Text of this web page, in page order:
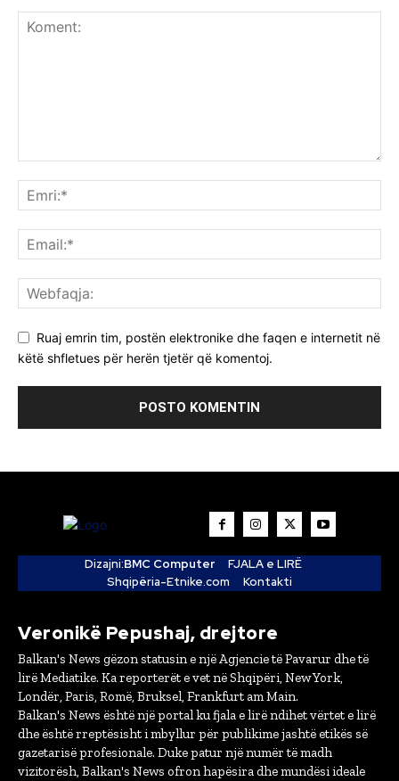
Ruaj emrin tim, postën elektronike dhe faqen e internetit në
këtë shfletues për herën tjetër që komentoj.
Dizajni:BMC Computer
FJALA e LIRË
Shqipëria-Etnike.com
Kontakti
Veronikë Pepushaj, drejtore
Balkan's News gëzon statusin e një Agjencie të Pavarur dhe të
lirë Mediatike. Ka reporterët e vet në Shqipëri, New York,
Londër, Paris, Romë, Bruksel, Frankfurt am Main.
Balkan's News është një portal ku fjala e lirë ndihet vërtet e lirë
dhe është rreptësisht i mbyllur për publikime jashtë etikës së
gazetarisë profesionale. Duke patur një numër të madh
vizitorësh, Balkan's News ofron hapësira dhe mundësi ideale